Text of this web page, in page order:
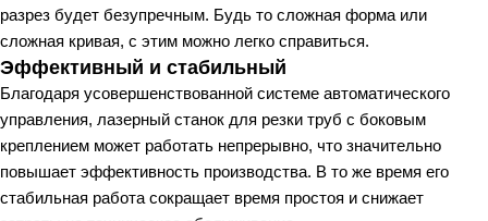
разрез будет безупречным. Будь то сложная форма или
сложная кривая, с этим можно легко справиться.
Эффективный и стабильный
Благодаря усовершенствованной системе автоматического
управления, лазерный станок для резки труб с боковым
креплением может работать непрерывно, что значительно
повышает эффективность производства. В то же время его
стабильная работа сокращает время простоя и снижает